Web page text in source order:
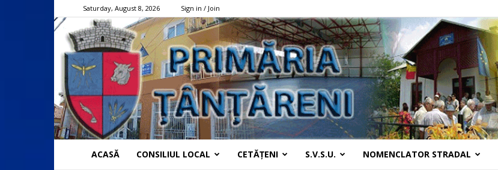
Saturday, August 8, 2026 Sign in / Join
ACASĂ CONSILIUL LOCAL CETĂȚENI S.V.S.U. NOMENCLATOR STRADAL